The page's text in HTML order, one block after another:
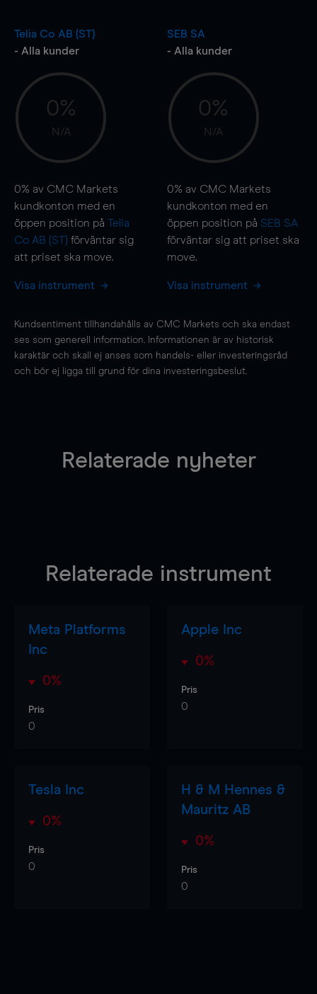
Telia Co AB (ST)
- Alla kunder
0%
N/A
0% av CMC Markets
kundkonton med en
öppen position på Telia
Co AB (ST) förväntar sig
att priset ska move.
Visa instrument
SEB SA
- Alla kunder
0%
N/A
0% av CMC Markets
kundkonton med en
öppen position på SEB SA
förväntar sig att priset ska
move.
Visa instrument
Kundsentiment tillhandahålls av CMC Markets och ska endast
ses som generell information. Informationen är av historisk
karaktär och skall ej anses som handels- eller investeringsråd
och bör ej ligga till grund för dina investeringsbeslut.
Relaterade nyheter
Relaterade instrument
Meta Platforms
Inc
0%
Pris
0
Apple Inc
0%
Pris
0
Tesla Inc
0%
Pris
0
H & M Hennes &
Mauritz AB
0%
Pris
0